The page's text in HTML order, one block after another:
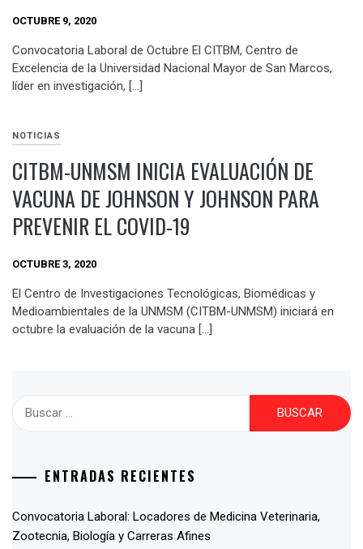
OCTUBRE 9, 2020
Convocatoria Laboral de Octubre El CITBM, Centro de
Excelencia de la Universidad Nacional Mayor de San Marcos,
líder en investigación, […]
NOTICIAS
CITBM-UNMSM INICIA EVALUACIÓN DE
VACUNA DE JOHNSON Y JOHNSON PARA
PREVENIR EL COVID-19
OCTUBRE 3, 2020
El Centro de Investigaciones Tecnológicas, Biomédicas y
Medioambientales de la UNMSM (CITBM-UNMSM) iniciará en
octubre la evaluación de la vacuna […]
ENTRADAS RECIENTES
Convocatoria Laboral: Locadores de Medicina Veterinaria,
Zootecnia, Biología y Carreras Afines